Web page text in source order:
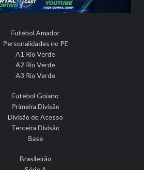
Futebol Amador
Personalidades no PE
A1 Rio Verde
A2 Rio Verde
A3 Rio Verde
Futebol Goiano
Primeira Divisão
Divisão de Acesso
Terceira Divisão
Base
Brasileirão